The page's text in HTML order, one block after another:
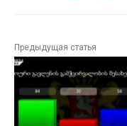
Предыдущая статья